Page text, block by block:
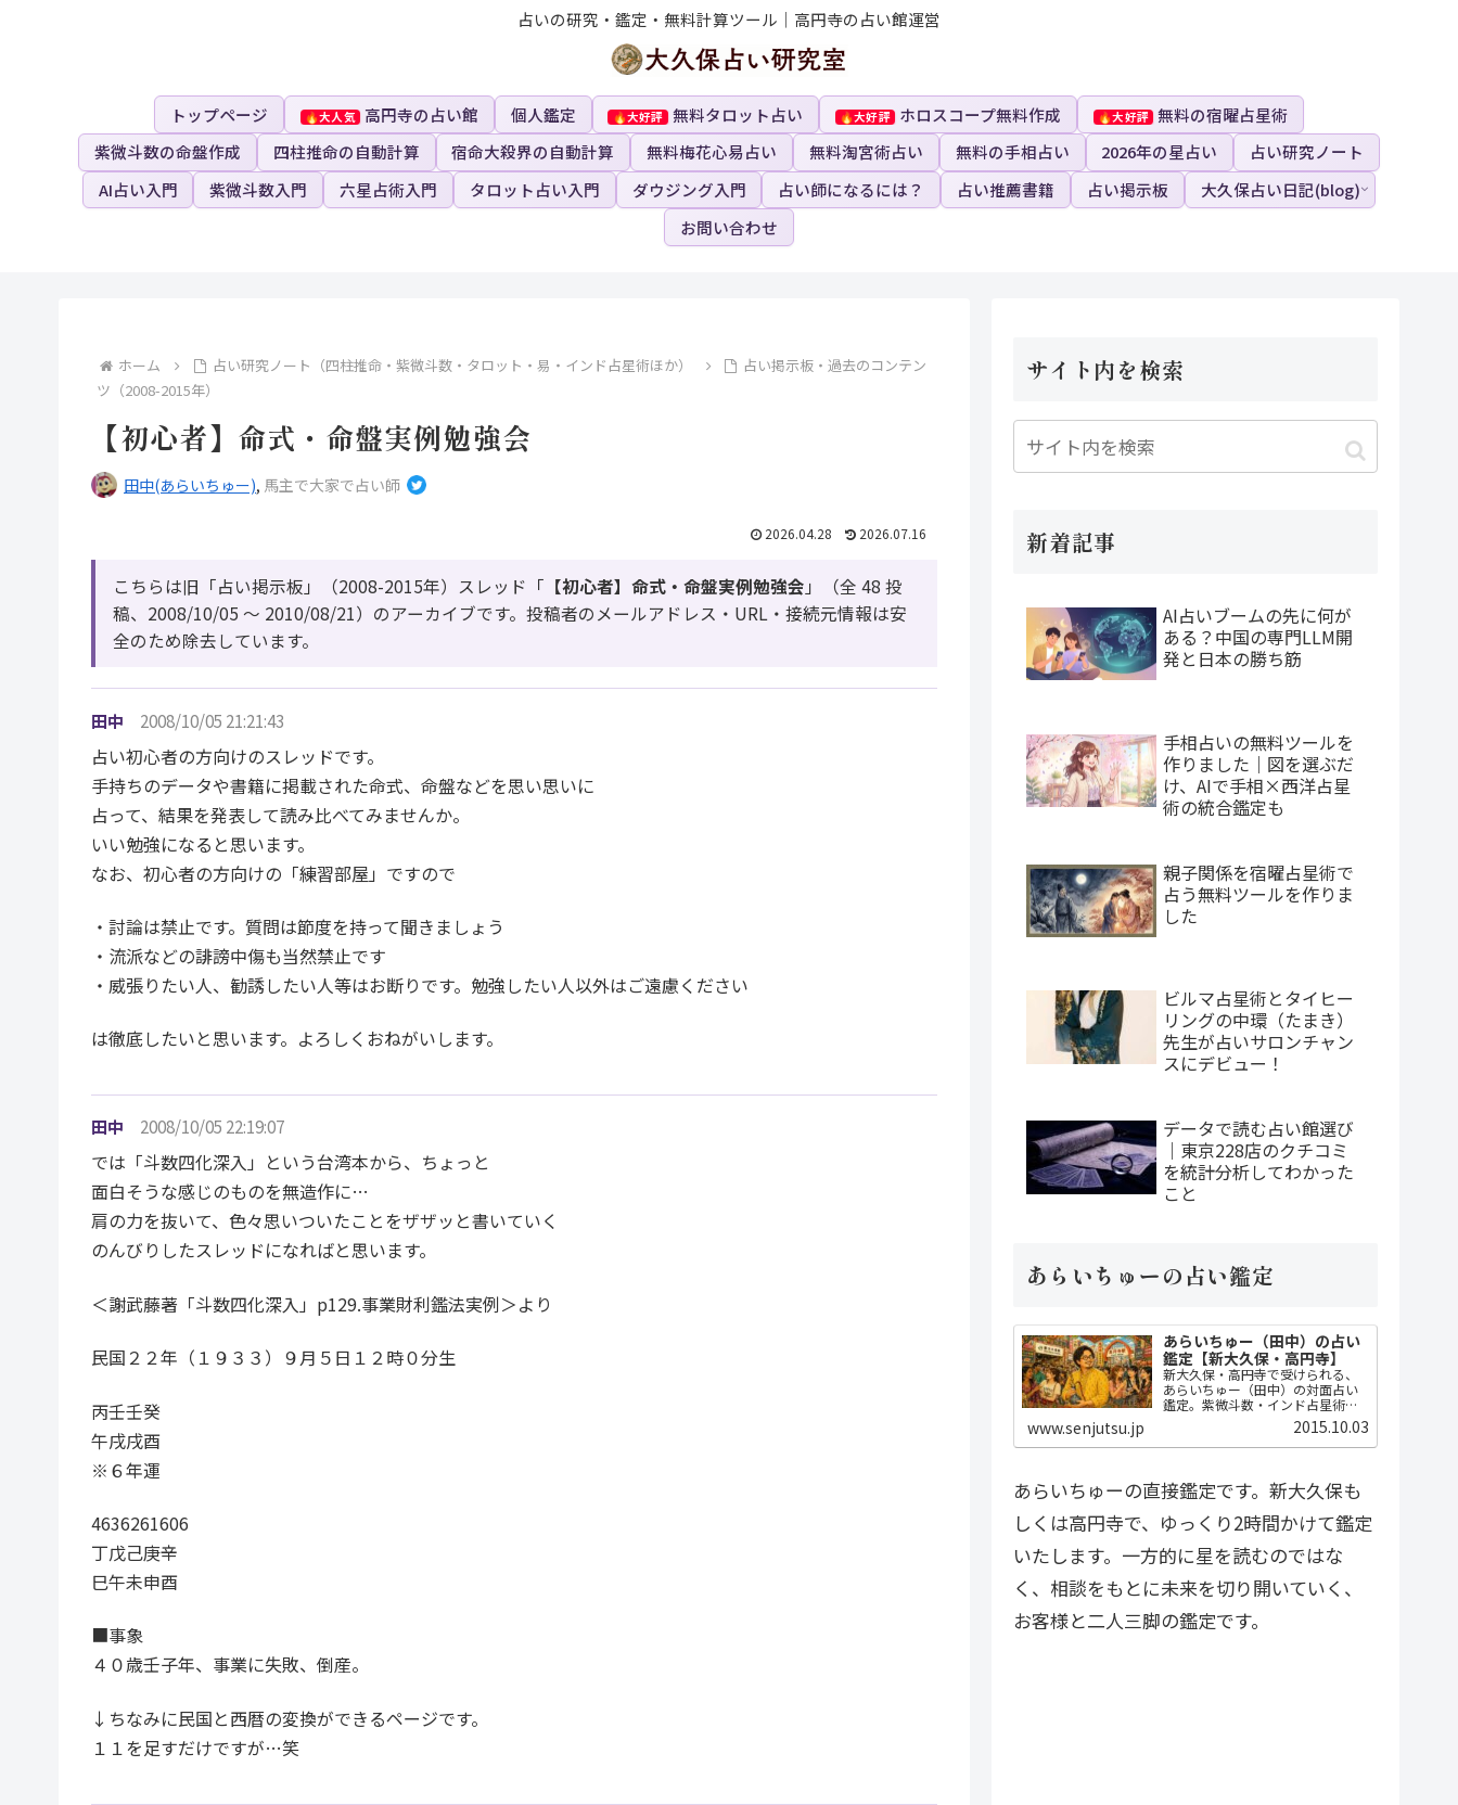
占いの研究・鑑定・無料計算ツール｜高円寺の占い館運営
トップページ 高円寺の占い館 個人鑑定 無料タロット占い ホロスコープ無料作成
無料の宿曜占星術
紫微斗数の命盤作成
四柱推命の自動計算 宿命大殺界の自動計算 無料梅花心易占い 無料淘宮術占い 無料の手相占い 2026年の星占い
占い研究ノート
AI占い入門
紫微斗数入門 六星占術入門 タロット占い入門 ダウジング入門 占い師になるには？ 占い推薦書籍 占い掲示板
大久保占い日記(blog)
お問い合わせ
ホーム 占い研究ノート（四柱推命・紫微斗数・タロット・易・インド占星術ほか）
占い掲示板・過去のコンテン
ツ（2008-2015年）
【初心者】命式・命盤実例勉強会
田中(あらいちゅー), 馬主で大家で占い師
2026.04.28 2026.07.16
こちらは旧「占い掲示板」（2008-2015年）スレッド「 【初心者】命式・命盤実例勉強会 」（全 48 投
稿、2008/10/05 〜 2010/08/21）のアーカイブです。投稿者のメールアドレス・URL・接続元情報は安
全のため除去しています。
田中 2008/10/05 21:21:43
占い初心者の方向けのスレッドです。
手持ちのデータや書籍に掲載された命式、命盤などを思い思いに
占って、結果を発表して読み比べてみませんか。
いい勉強になると思います。
なお、初心者の方向けの「練習部屋」ですので
・討論は禁止です。質問は節度を持って聞きましょう
・流派などの誹謗中傷も当然禁止です
・威張りたい人、勧誘したい人等はお断りです。勉強したい人以外はご遠慮ください
は徹底したいと思います。よろしくおねがいします。
田中 2008/10/05 22:19:07
では「斗数四化深入」という台湾本から、ちょっと
面白そうな感じのものを無造作に…
肩の力を抜いて、色々思いついたことをザザッと書いていく
のんびりしたスレッドになればと思います。
＜謝武藤著「斗数四化深入」p129.事業財利鑑法実例＞より
民国２２年（１９３３）９月５日１２時０分生
丙壬壬癸
午戌戌酉
※６年運
4636261606
丁戊己庚辛
巳午未申酉
■事象
４０歳壬子年、事業に失敗、倒産。
↓ちなみに民国と西暦の変換ができるページです。
１１を足すだけですが…笑
サイト内を検索
新着記事
AI占いブームの先に何が
ある？中国の専門LLM開
発と日本の勝ち筋
手相占いの無料ツールを
作りました｜図を選ぶだ
け、AIで手相×西洋占星
術の統合鑑定も
親子関係を宿曜占星術で
占う無料ツールを作りま
した
ビルマ占星術とタイヒー
リングの中環（たまき）
先生が占いサロンチャン
スにデビュー！
データで読む占い館選び
｜東京228店のクチコミ
を統計分析してわかった
こと
あらいちゅーの占い鑑定
あらいちゅー（田中）の占い
鑑定【新大久保・高円寺】
新大久保・高円寺で受けられる、
あらいちゅー（田中）の対面占い
鑑定。紫微斗数・インド占星術・
ダウジングで2時間かけてじっくり
占い、開運指導までセット。
MBA・FP・宅建士の実務知識に基
す。
www.senjutsu.jp 2015.10.03
あらいちゅーの直接鑑定です。新大久保も
しくは高円寺で、ゆっくり2時間かけて鑑定
いたします。一方的に星を読むのではな
く、相談をもとに未来を切り開いていく、
お客様と二人三脚の鑑定です。